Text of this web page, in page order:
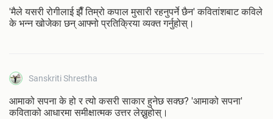
'मैले यसरी रोगीलाई झैँ तिम्रो कपाल मुसारी रहनुपर्ने छैन' कवितांशबाट कविले
के भन्न खोजेका छन् आफ्नो प्रतिक्रिया व्यक्त गर्नुहोस्।
Sanskriti Shrestha
आमाको सपना के हो र त्यो कसरी साकार हुनेछ सक्छ? 'आमाको सपना'
कविताको आधारमा समीक्षात्मक उत्तर लेख्नुहोस्।